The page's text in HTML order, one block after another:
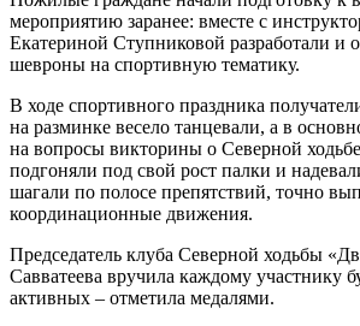
мероприятию заранее: вместе с
Екатериной Ступниковой разработали и
шевроны на спортивную тематику.
В ходе спортивного праздника
на разминке весело танцевали, а в
на вопросы викторины о Северной
подгоняли под свой рост палки и
шагали по полосе препятствий, точно
координационные движения.
Председатель клуба Северной ходьбы
Савватеева вручила каждому участнику
активных – отметила медалями.